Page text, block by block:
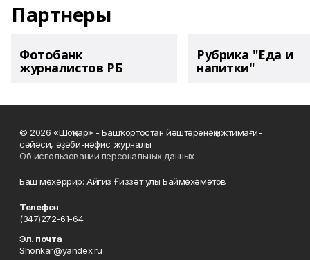
Партнеры
Фотобанк
журналистов РБ
Рубрика "Еда и
напитки"
© 2026 «Шоңҡар» - Башҡортостан йәштәренәң ижтимағи-
сәйәси, әҙәби-нәфис журналы
Об использовании персональных данных
Баш мөхәррир: Айгиз Ғиззәт улы Баймөхәмәтов
Телефон
(347)272-61-64
Эл. почта
Shonkar@yandex.ru